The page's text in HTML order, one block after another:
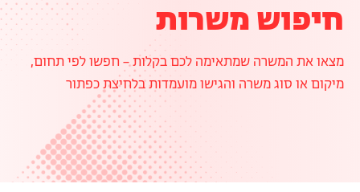
חיפוש משרות
מצאו את המשרה שמתאימה לכם בקלות – חפשו לפי תחום,
מיקום או סוג משרה והגישו מועמדות בלחיצת כפתור